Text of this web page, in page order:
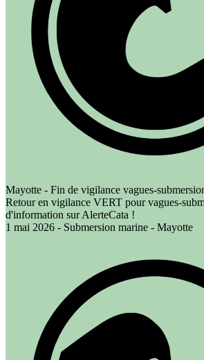
Mayotte - Fin de vigilance vagues-
Retour en vigilance VERT pour vagues-
d'information sur AlerteCata !
1 mai 2026 - Submersion marine - Mayotte